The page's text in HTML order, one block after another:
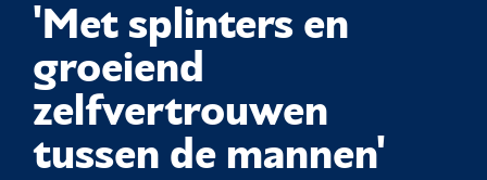
'Met splinters en
groeiend
zelfvertrouwen
tussen de mannen'